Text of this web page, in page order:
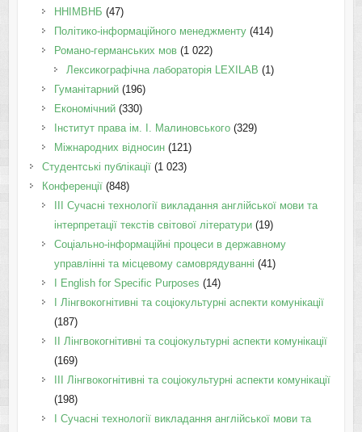
ННІМВНБ (47)
Політико-інформаційного менеджменту(414)
Романо-германських мов(1 022)
Лексикографічна лабораторія LEXILAB (1)
Гуманітарний(196)
Економічний(330)
Інститут права ім. І. Малиновського(329)
Міжнародних відносин(121)
Студентські публікації(1 023)
Конференції(848)
III Сучасні технології викладання англійської мови та
інтерпретації текстів світової літератури(19)
Соціально-інформаційні процеси в державному
управлінні та місцевому самоврядуванні (41)
І English for Specific Purposes (14)
I Лінгвокогнітивні та соціокультурні аспекти комунікації
(187)
IІ Лінгвокогнітивні та соціокультурні аспекти комунікації
(169)
IІI Лінгвокогнітивні та соціокультурні аспекти комунікації
(198)
I Cучасні технології викладання англійської мови та